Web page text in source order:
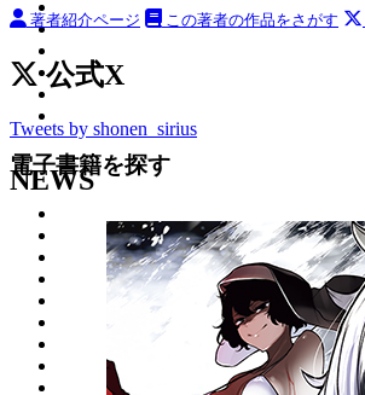
電子書籍を探す
著者紹介ページ この著者の作品をさがす
公式X
Tweets by shonen_sirius
NEWS